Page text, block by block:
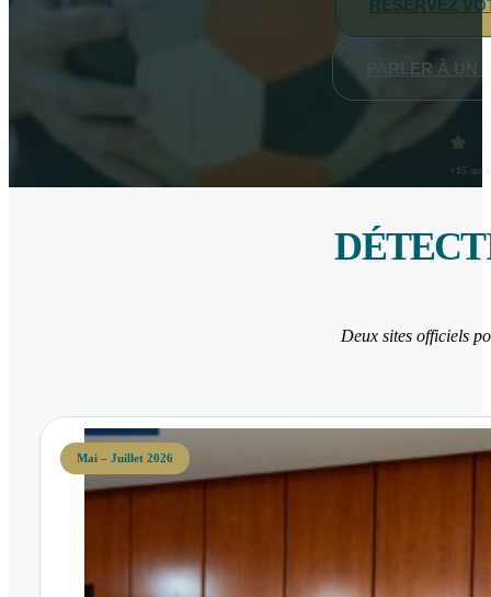
RÉSERVEZ
PARLER À UN
+15 ans
Deux sites officiels
Mai – Juillet 2026